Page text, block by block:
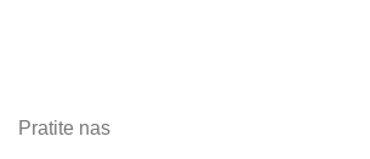
Pratite nas